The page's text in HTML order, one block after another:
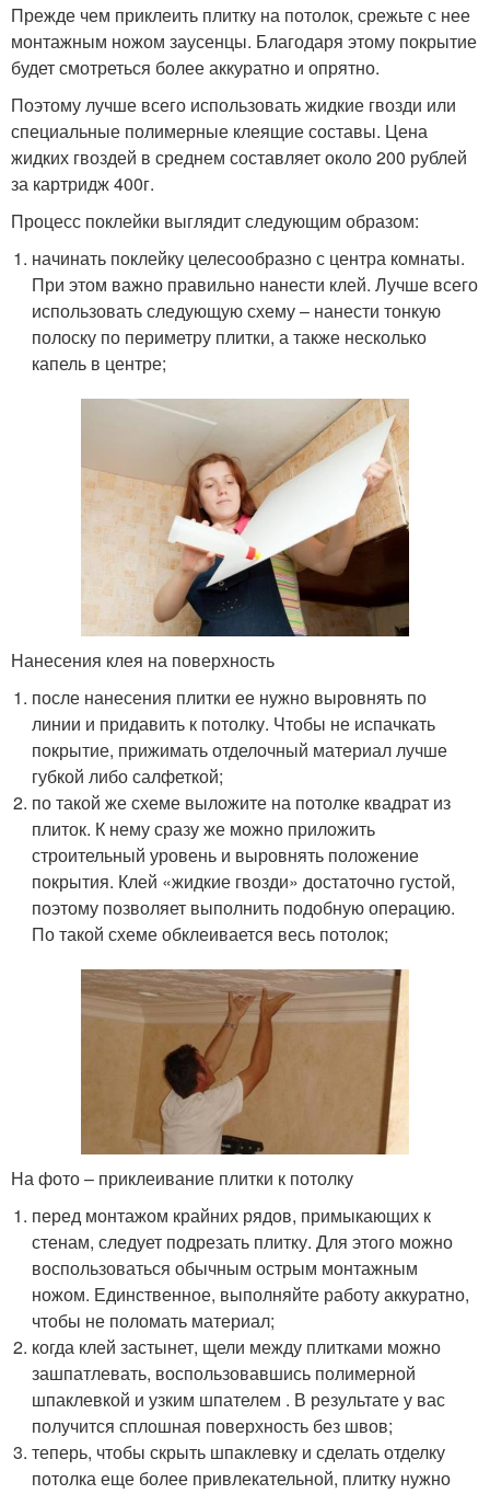
Прежде чем приклеить плитку на потолок, срежьте с нее
монтажным ножом заусенцы. Благодаря этому покрытие
будет смотреться более аккуратно и опрятно.
Поэтому лучше всего использовать жидкие гвозди или
специальные полимерные клеящие составы. Цена
жидких гвоздей в среднем составляет около 200 рублей
за картридж 400г.
Процесс поклейки выглядит следующим образом:
начинать поклейку целесообразно с центра комнаты.
При этом важно правильно нанести клей. Лучше всего
использовать следующую схему – нанести тонкую
полоску по периметру плитки, а также несколько
капель в центре;
Нанесения клея на поверхность
после нанесения плитки ее нужно выровнять по
линии и придавить к потолку. Чтобы не испачкать
покрытие, прижимать отделочный материал лучше
губкой либо салфеткой;
по такой же схеме выложите на потолке квадрат из
плиток. К нему сразу же можно приложить
строительный уровень и выровнять положение
покрытия. Клей «жидкие гвозди» достаточно густой,
поэтому позволяет выполнить подобную операцию.
По такой схеме обклеивается весь потолок;
На фото – приклеивание плитки к потолку
перед монтажом крайних рядов, примыкающих к
стенам, следует подрезать плитку. Для этого можно
воспользоваться обычным острым монтажным
ножом. Единственное, выполняйте работу аккуратно,
чтобы не поломать материал;
когда клей застынет, щели между плитками можно
зашпатлевать, воспользовавшись полимерной
шпаклевкой и узким шпателем . В результате у вас
получится сплошная поверхность без швов;
теперь, чтобы скрыть шпаклевку и сделать отделку
потолка еще более привлекательной, плитку нужно